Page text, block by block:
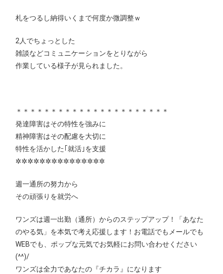
札をつるし納得いくまで何度か微調整ｗ
2人でちょっとした
雑談などコミュニケーションをとりながら
作業している様子が見られました。
＊＊＊＊＊＊＊＊＊＊＊＊＊＊＊＊＊＊＊＊＊＊
発達障害はその特性を強みに
精神障害はその配慮を大切に
特性を活かした｢就活｣を支援
✲✲✲✲✲✲✲✲✲✲✲✲✲✲✲
週一通所の努力から
その頑張りを就労へ
ワンズは週一出勤（通所）からのステップアップ！「あなた
のやる気」を本気で考え応援します！お電話でもメールでも
WEBでも、ポップな元気でお気軽にお問い合わせください
(^^)/
ワンズは全力であなたの『チカラ』になります